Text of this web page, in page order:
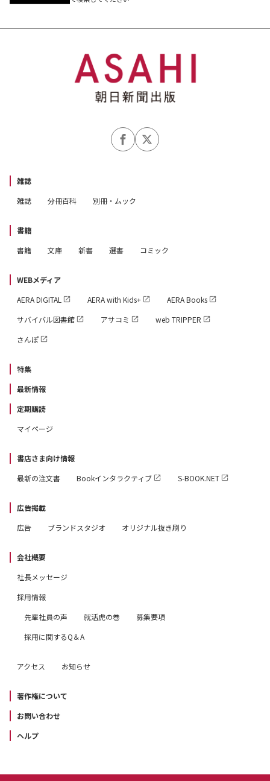
雑誌
雑誌
分冊百科 別冊・ムック
書籍
書籍
文庫 新書 選書 コミック
WEBメディア
AERA DIGITAL
AERA with Kids+
AERA Books
サバイバル図書館
アサコミ
web TRIPPER
さんぽ
特集
最新情報
定期購読
マイページ
書店さま向け情報
最新の注文書
Bookインタラクティブ S-BOOK.NET
広告掲載
広告
ブランドスタジオ オリジナル抜き刷り
会社概要
社長メッセージ
採用情報
先輩社員の声
就活虎の巻
募集要項
採用に関するQ＆A
アクセス お知らせ
著作権について
お問い合わせ
ヘルプ